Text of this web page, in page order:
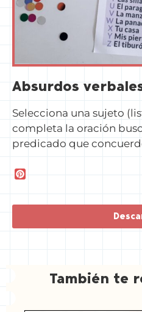
Absurdos
Selecciona una sujeto
completa la oración
predicado que
t
r
También te